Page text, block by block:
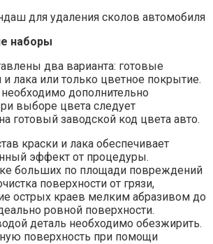
наборы
два варианта: готовые
лака или только цветное покрытие.
дополнительно
выборе цвета следует
готовый заводской код цвета авто.
краски и лака обеспечивает
эффект от процедуры.
больших по площади повреждений
поверхности от грязи,
острых краев мелким абразивом до
ровной поверхности.
деталь необходимо обезжирить.
поверхность при помощи